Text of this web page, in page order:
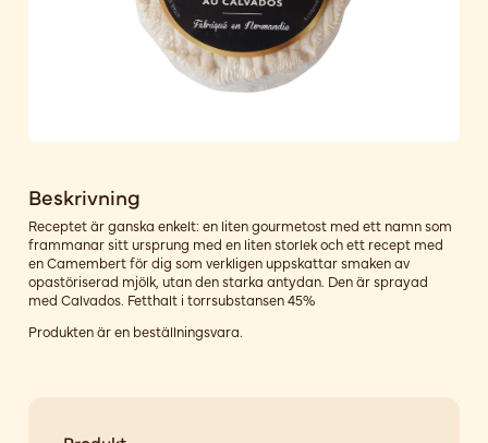
Beskrivning
Receptet är ganska enkelt: en liten gourmetost med ett namn som
frammanar sitt ursprung med en liten storlek och ett recept med
en Camembert för dig som verkligen uppskattar smaken av
opastöriserad mjölk, utan den starka antydan. Den är sprayad
med Calvados. Fetthalt i torrsubstansen 45%
Produkten är en beställningsvara.